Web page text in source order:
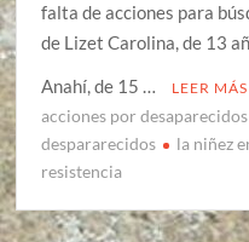
falta de acciones para
de Lizet Carolina, de 13
Anahí, de 15 …
LEER MÁS
acciones por desaparecidos
despararecidos
la niñez
resistencia